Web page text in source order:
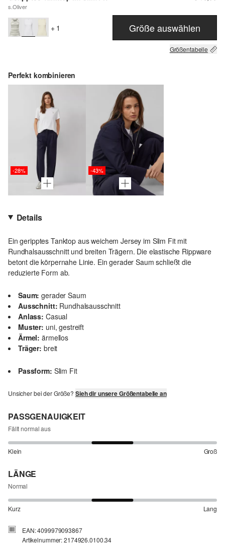
s.Oliver
+ 1 Größe auswählen
Größentabelle
Perfekt kombinieren
-28% -43%
Details
Ein geripptes Tanktop aus weichem Jersey im Slim Fit mit
Rundhalsausschnitt und breiten Trägern. Die elastische Rippware
betont die körpernahe Linie. Ein gerader Saum schließt die
reduzierte Form ab.
Saum: gerader Saum
Ausschnitt: Rundhalsausschnitt
Anlass: Casual
Muster: uni, gestreift
Ärmel: ärmellos
Träger: breit
Passform: Slim Fit
Unsicher bei der Größe? Sieh dir unsere Größentabelle an
PASSGENAUIGKEIT
Fällt normal aus
Klein Groß
LÄNGE
Normal
Kurz Lang
EAN: 4099979093867
Artikelnummer: 2174926.0100.34